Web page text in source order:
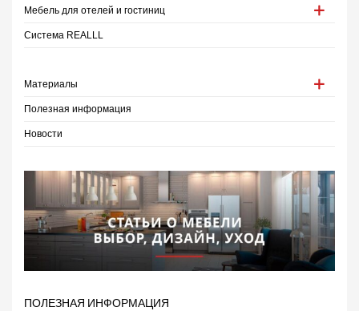
Мебель для отелей и гостиниц
Система REALLL
Материалы
Полезная информация
Новости
ПОЛЕЗНАЯ ИНФОРМАЦИЯ